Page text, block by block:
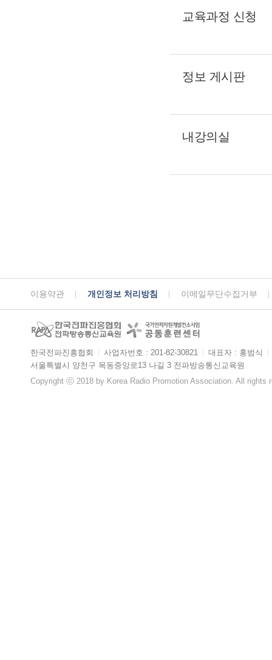
교육과정 신청
정보 게시판
내강의실
이용약관 개인정보 처리방침 이메일무단수집거부
한국전파진흥협회 사업자번호 : 201-82-30821 대표자 : 홍범식
서울특별시 양천구 목동중앙로13 나길 3 전파방송통신교육원
Copyright ⓒ 2018 by Korea Radio Promotion Association. All rights